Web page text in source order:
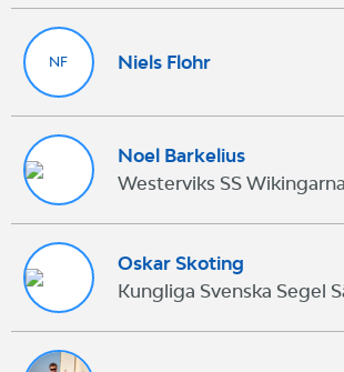
NF Niels Flohr
Noel Barkelius
Westerviks SS Wikingarna
Oskar Skoting
Kungliga Svenska Segel